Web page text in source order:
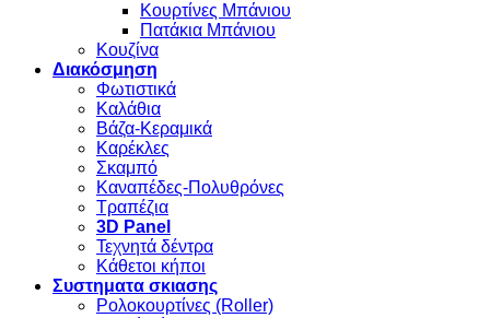
Κουρτίνες Μπάνιου
Πατάκια Μπάνιου
Κουζίνα
Διακόσμηση
Φωτιστικά
Καλάθια
Βάζα-Κεραμικά
Καρέκλες
Σκαμπό
Καναπέδες-Πολυθρόνες
Τραπέζια
3D Panel
Τεχνητά δέντρα
Κάθετοι κήποι
Συστηματα σκιασης
Ρολοκουρτίνες (Roller)